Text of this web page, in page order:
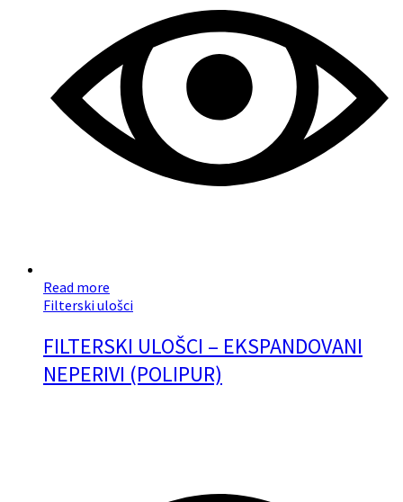
Read more
Filterski ulošci
FILTERSKI ULOŠCI – EKSPANDOVANI
NEPERIVI (POLIPUR)